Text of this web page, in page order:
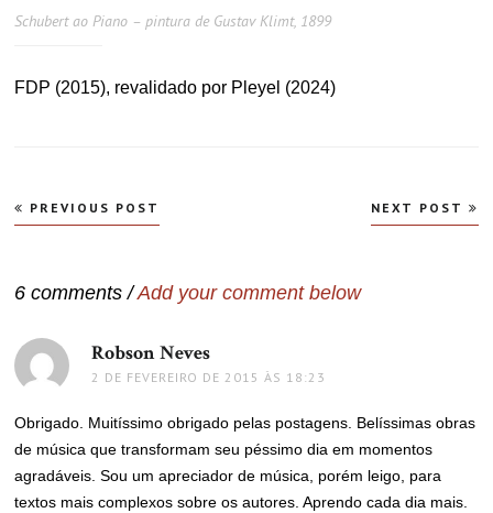
Schubert ao Piano – pintura de Gustav Klimt, 1899
FDP (2015), revalidado por Pleyel (2024)
Navegação
de
PREVIOUS POST NEXT POST
6 comments /Add your comment below
Robson Neves
2 DE FEVEREIRO DE 2015 ÀS 18:23
Obrigado. Muitíssimo obrigado pelas postagens. Belíssimas obras
de música que transformam seu péssimo dia em momentos
agradáveis. Sou um apreciador de música, porém leigo, para
textos mais complexos sobre os autores. Aprendo cada dia mais.